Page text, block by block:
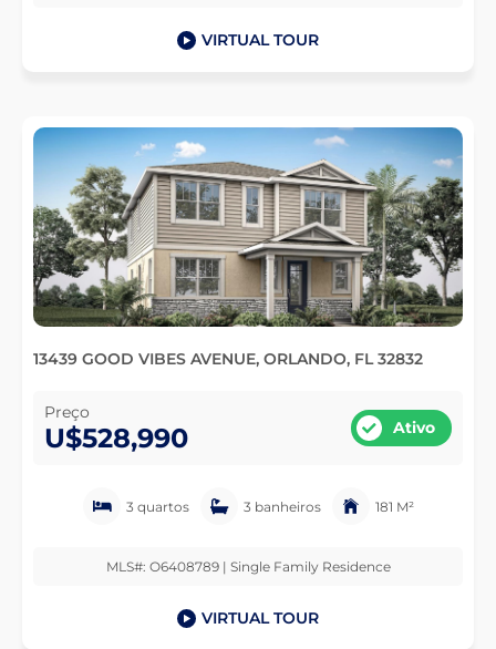
VIRTUAL TOUR
13439 GOOD VIBES AVENUE, ORLANDO, FL 32832
Preço
U$528,990 Ativo
3 quartos 3 banheiros 181 M²
MLS#: O6408789 | Single Family Residence
VIRTUAL TOUR